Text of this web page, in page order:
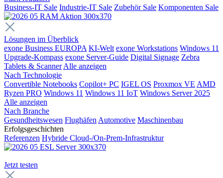
Business-IT Sale Industrie-IT Sale Zubehör Sale Komponenten Sale
Lösungen im Überblick
exone Business EUROPA KI-Welt exone Workstations Windows 11
Upgrade-Kompass exone Server-Guide Digital Signage Zebra
Tablets & Scanner Alle anzeigen
Nach Technologie
Convertible Notebooks Copilot+ PC IGEL OS Proxmox VE AMD
Ryzen PRO Windows 11 Windows 11 IoT Windows Server 2025
Alle anzeigen
Nach Branche
Gesundheitswesen Flughäfen Automotive Maschinenbau
Erfolgsgeschichten
Referenzen Hybride Cloud-/On-Prem-Infrastruktur
Jetzt testen